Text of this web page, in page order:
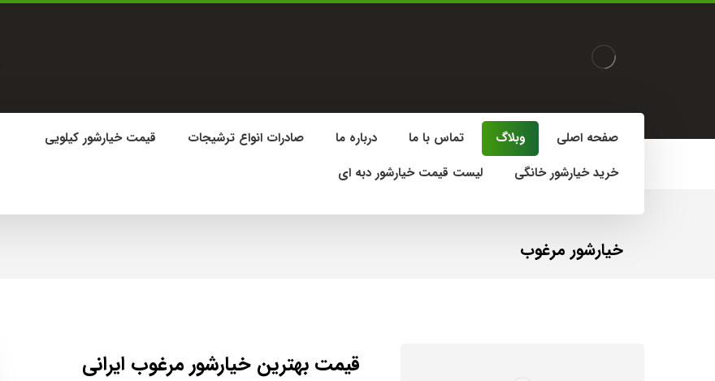
صفحه اصلی وبلاگ تماس با ما درباره ما صادرات انواع ترشیجات
قیمت خیارشور کیلویی
خرید خیارشور خانگی
لیست قیمت خیارشور دبه ای
خیارشور مرغوب
قیمت بهترین خیارشور مرغوب ایرانی